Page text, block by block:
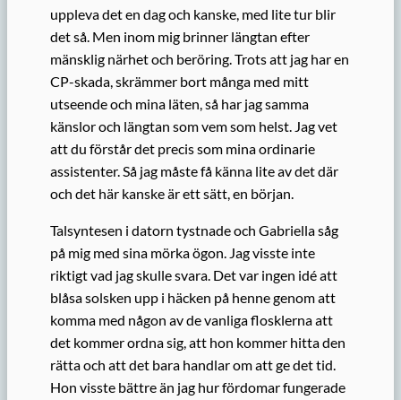
uppleva det en dag och kanske, med lite tur blir
det så. Men inom mig brinner längtan efter
mänsklig närhet och beröring. Trots att jag har en
CP-skada, skrämmer bort många med mitt
utseende och mina läten, så har jag samma
känslor och längtan som vem som helst. Jag vet
att du förstår det precis som mina ordinarie
assistenter. Så jag måste få känna lite av det där
och det här kanske är ett sätt, en början.
Talsyntesen i datorn tystnade och Gabriella såg
på mig med sina mörka ögon. Jag visste inte
riktigt vad jag skulle svara. Det var ingen idé att
blåsa solsken upp i häcken på henne genom att
komma med någon av de vanliga flosklerna att
det kommer ordna sig, att hon kommer hitta den
rätta och att det bara handlar om att ge det tid.
Hon visste bättre än jag hur fördomar fungerade